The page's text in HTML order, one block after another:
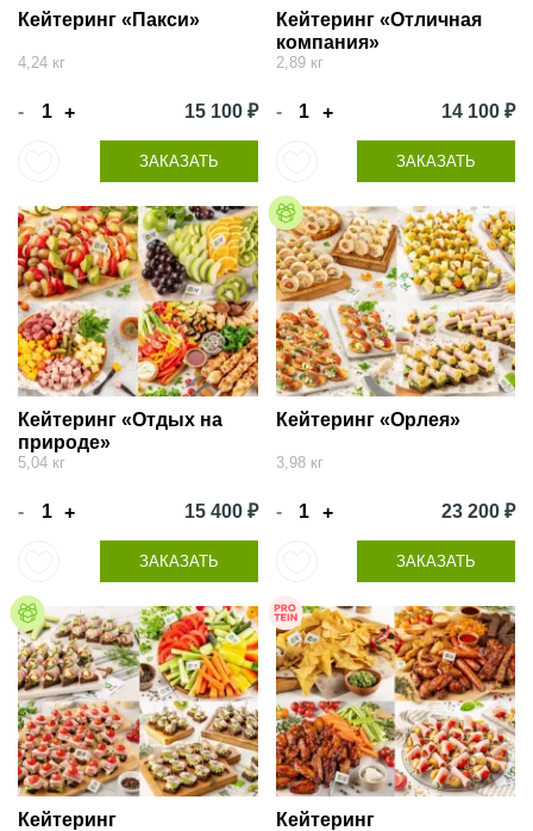
Кейтеринг «Пакси»
4,24 кг
- + 15 100 ₽
ЗАКАЗАТЬ
Кейтеринг «Отличная
компания»
2,89 кг
- + 14 100 ₽
ЗАКАЗАТЬ
Кейтеринг «Отдых на
природе»
5,04 кг
- + 15 400 ₽
ЗАКАЗАТЬ
Кейтеринг «Орлея»
3,98 кг
- + 23 200 ₽
ЗАКАЗАТЬ
Кейтеринг
Кейтеринг